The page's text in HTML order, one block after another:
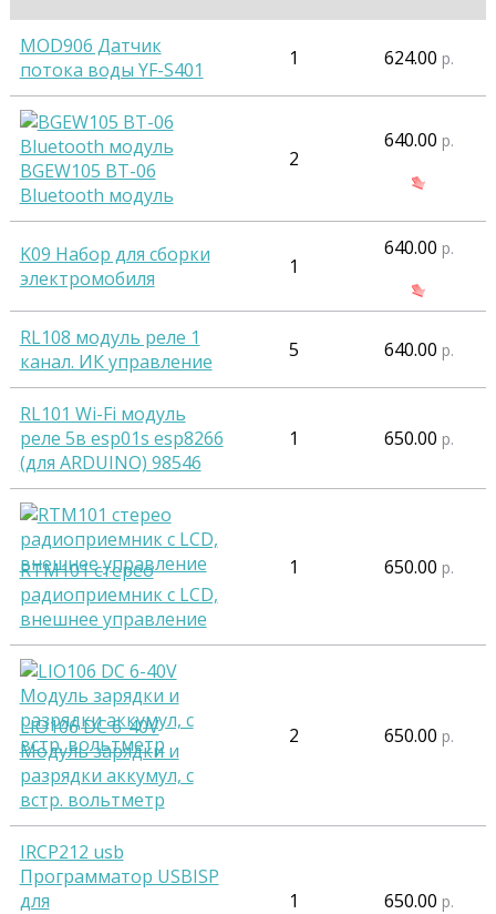
MOD906 Датчик
потока воды YF-S401
1 624.00 р.
BGEW105 BT-06
Bluetooth модуль
2
640.00 р.
K09 Набор для сборки
электромобиля
1
640.00 р.
RL108 модуль реле 1
канал. ИК управление
5 640.00 р.
RL101 Wi-Fi модуль
реле 5в esp01s esp8266
(для ARDUINO) 98546
1 650.00 р.
RTM101 стерео
радиоприемник с LCD,
внешнее управление
1 650.00 р.
LIO106 DC 6-40V
Модуль зарядки и
разрядки аккумул, с
встр. вольтметр
2 650.00 р.
IRCP212 usb
Программатор USBISP
для
1 650.00 р.